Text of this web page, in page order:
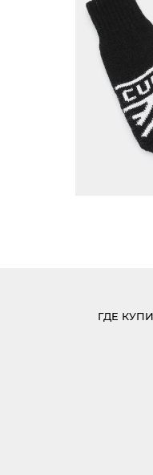
20
19
18
22
ГДЕ